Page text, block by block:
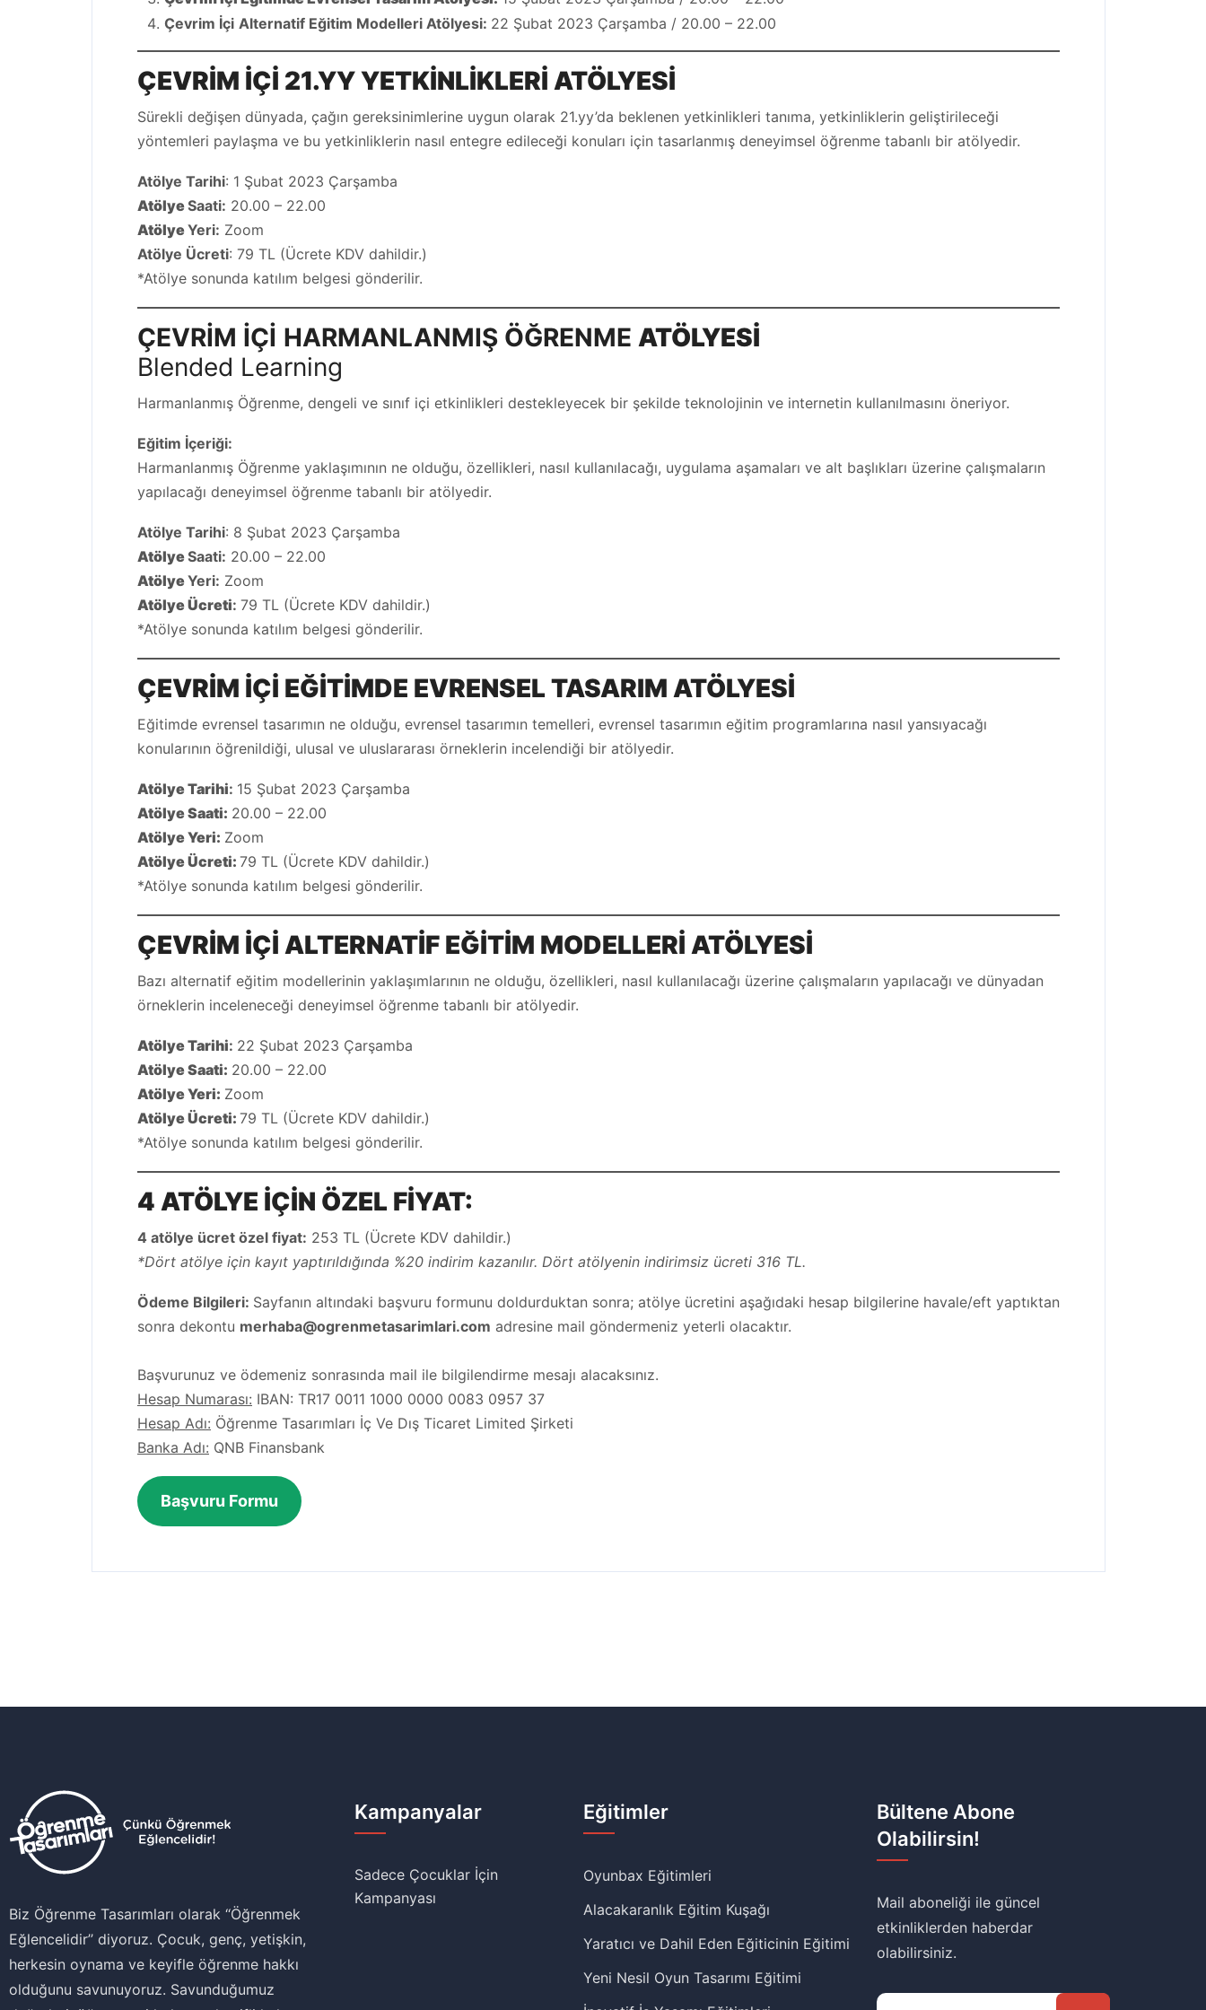
Çevrim İçi Alternatif Eğitim Modelleri Atölyesi: 22 Şubat 2023 Çarşamba / 20.00 – 22.00
ÇEVRİM İÇİ 21.YY YETKİNLİKLERİ ATÖLYESİ
Sürekli değişen dünyada, çağın gereksinimlerine uygun olarak 21.yy’da beklenen yetkinlikleri tanıma, yetkinliklerin geliştirileceği
yöntemleri paylaşma ve bu yetkinliklerin nasıl entegre edileceği konuları için tasarlanmış deneyimsel öğrenme tabanlı bir atölyedir.
Atölye Tarihi: 1 Şubat 2023 Çarşamba
AtölyeSaati: 20.00 – 22.00
AtölyeYeri: Zoom
Atölye Ücreti: 79 TL (Ücrete KDV dahildir.)
*Atölye sonunda katılım belgesi gönderilir.
ÇEVRİM İÇİ HARMANLANMIŞ ÖĞRENME ATÖLYESİ
Blended Learning
Harmanlanmış Öğrenme, dengeli ve sınıf içi etkinlikleri destekleyecek bir şekilde teknolojinin ve internetin kullanılmasını öneriyor.
Eğitim İçeriği:
Harmanlanmış Öğrenme yaklaşımının ne olduğu, özellikleri, nasıl kullanılacağı, uygulama aşamaları ve alt başlıkları üzerine çalışmaların
yapılacağı deneyimsel öğrenme tabanlı bir atölyedir.
Atölye Tarihi: 8 Şubat 2023 Çarşamba
AtölyeSaati: 20.00 – 22.00
AtölyeYeri: Zoom
Atölye Ücreti: 79 TL (Ücrete KDV dahildir.)
*Atölye sonunda katılım belgesi gönderilir.
ÇEVRİM İÇİ EĞİTİMDE EVRENSEL TASARIM ATÖLYESİ
Eğitimde evrensel tasarımın ne olduğu, evrensel tasarımın temelleri, evrensel tasarımın eğitim programlarına nasıl yansıyacağı
konularının öğrenildiği, ulusal ve uluslararası örneklerin incelendiği bir atölyedir.
AtölyeTarihi: 15 Şubat 2023 Çarşamba
AtölyeSaati: 20.00 – 22.00
AtölyeYeri: Zoom
Atölye Ücreti: 79 TL (Ücrete KDV dahildir.)
*Atölye sonunda katılım belgesi gönderilir.
ÇEVRİM İÇİ ALTERNATİF EĞİTİM MODELLERİ ATÖLYESİ
Bazı alternatif eğitim modellerinin yaklaşımlarının ne olduğu, özellikleri, nasıl kullanılacağı üzerine çalışmaların yapılacağı ve dünyadan
örneklerin inceleneceği deneyimsel öğrenme tabanlı bir atölyedir.
Atölye Tarihi: 22 Şubat 2023 Çarşamba
Atölye Saati: 20.00 – 22.00
Atölye Yeri: Zoom
Atölye Ücreti: 79 TL (Ücrete KDV dahildir.)
*Atölye sonunda katılım belgesi gönderilir.
4 ATÖLYE İÇİN ÖZEL FİYAT:
4 atölye ücret özel fiyat: 253 TL (Ücrete KDV dahildir.)
*Dört atölye için kayıt yaptırıldığında %20 indirim kazanılır. Dört atölyenin indirimsiz ücreti 316 TL.
Ödeme Bilgileri: Sayfanın altındaki başvuru formunu doldurduktan sonra; atölye ücretini aşağıdaki hesap bilgilerine havale/eft yaptıktan
sonra dekontu merhaba@ogrenmetasarimlari.com adresine mail göndermeniz yeterli olacaktır.
Başvurunuz ve ödemeniz sonrasında mail ile bilgilendirme mesajı alacaksınız.
Hesap Numarası: IBAN: TR17 0011 1000 0000 0083 0957 37
Hesap Adı: Öğrenme Tasarımları İç Ve Dış Ticaret Limited Şirketi
Banka Adı: QNB Finansbank
Başvuru Formu
Biz Öğrenme Tasarımları olarak ‘‘Öğrenmek
Eğlencelidir’’ diyoruz. Çocuk, genç, yetişkin,
herkesin oynama ve keyifle öğrenme hakkı
olduğunu savunuyoruz. Savunduğumuz
Kampanyalar
Sadece Çocuklar İçin
Kampanyası
Eğitimler
Oyunbax Eğitimleri
Alacakaranlık Eğitim Kuşağı
Yaratıcı ve Dahil Eden Eğiticinin Eğitimi
Yeni Nesil Oyun Tasarımı Eğitimi
Bültene Abone
Olabilirsin!
Mail aboneliği ile güncel
etkinliklerden haberdar
olabilirsiniz.